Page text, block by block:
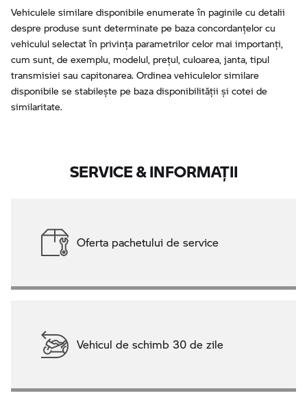
Vehiculele similare disponibile enumerate în paginile cu detalii
despre produse sunt determinate pe baza concordanțelor cu
vehiculul selectat în privința parametrilor celor mai importanți,
cum sunt, de exemplu, modelul, prețul, culoarea, janta, tipul
transmisiei sau capitonarea. Ordinea vehiculelor similare
disponibile se stabilește pe baza disponibilității și cotei de
similaritate.
SERVICE & INFORMAŢII
Oferta pachetului de service
Vehicul de schimb 30 de zile